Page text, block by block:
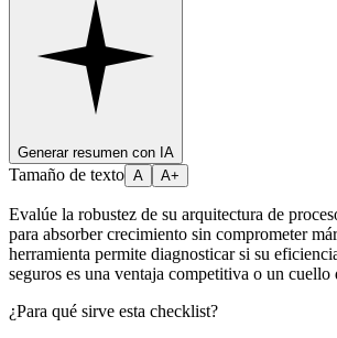
Generar resumen con IA
Tamaño de texto A A+
Evalúe la robustez de su arquitectura de
para absorber crecimiento sin comprometer
herramienta permite diagnosticar si su
seguros es una ventaja competitiva o un cuello
¿Para qué sirve esta checklist?